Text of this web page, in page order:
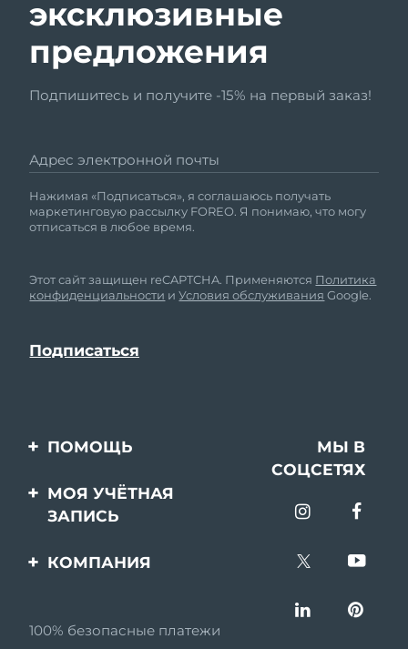
эксклюзивные
предложения
Подпишитесь и получите -15% на первый заказ!
Адрес электронной почты
Нажимая «Подписаться», я соглашаюсь получать
маркетинговую рассылку FOREO. Я понимаю, что могу
отписаться в любое время.
Этот сайт защищен reCAPTCHA. Применяются Политика
конфиденциальности иУсловия обслуживания Google.
ПОМОЩЬ
Свяжитесь с нами
Заказ и доставка
Гарантия и возврат
Информация о
МЫ В
СОЦСЕТЯХ
МОЯ УЧЁТНАЯ
ЗАПИСЬ
Регистрация продукта
КОМПАНИЯ
Партнерская
100% безопасные платежи